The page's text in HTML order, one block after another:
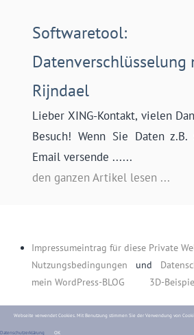
Softwaretool:
Datenverschlüsselung
Rijndael
Lieber XING-Kontakt, vielen
Besuch! Wenn Sie Daten
Email versende ......
den ganzen Artikel lesen ...
Impressumeintrag für diese Private
Nutzungsbedingungen und
mein WordPress-BLOG
3D-
Webseite verwendet Cookies. Mit Benutzung stimmen Sie der Verwendung von
Datenschutzerklärung OK